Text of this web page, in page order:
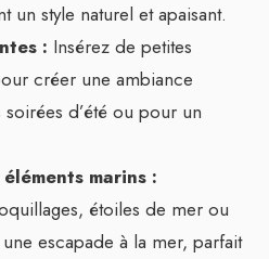
un style naturel et apaisant.
: Insérez de petites
créer une ambiance
d’été ou pour un
marins :
étoiles de mer ou
escapade à la mer, parfait